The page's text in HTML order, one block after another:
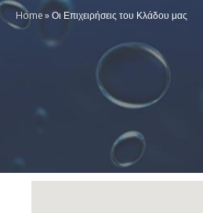
Home » Οι Επιχειρήσεις του Κλάδου μας